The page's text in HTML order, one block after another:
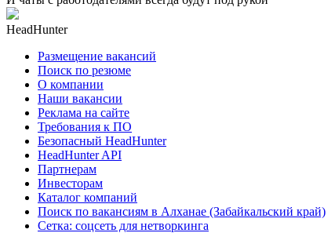
HeadHunter
Размещение вакансий
Поиск по резюме
О компании
Наши вакансии
Реклама на сайте
Требования к ПО
Безопасный HeadHunter
HeadHunter API
Партнерам
Инвесторам
Каталог компаний
Поиск по вакансиям в Алханае (Забайкальский край)
Сетка: соцсеть для нетворкинга